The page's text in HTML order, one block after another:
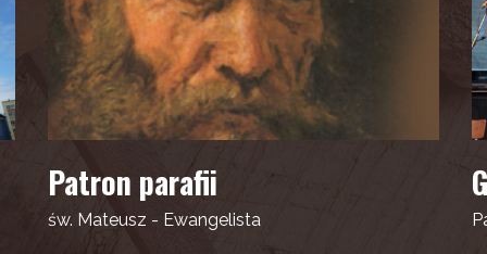
Patron parafii
św. Mateusz - Ewangelista